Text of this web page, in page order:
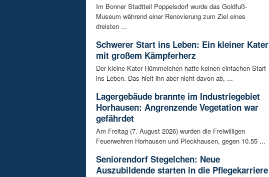
Im Bonner Stadtteil Poppelsdorf wurde das Goldfuß-
Museum während einer Renovierung zum Ziel eines
dreisten ...
Schwerer Start ins Leben: Ein kleiner Kater
mit großem Kämpferherz
Der kleine Kater Hümmelchen hatte keinen einfachen Start
ins Leben. Das hielt ihn aber nicht davon ab, ...
Lagergebäude brannte im Industriegebiet
Horhausen: Angrenzende Vegetation war
gefährdet
Am Freitag (7. August 2026) wurden die Freiwilligen
Feuerwehren Horhausen und Pleckhausen, gegen 10.55 ...
Seniorendorf Stegelchen: Neue
Auszubildende starten in die Pflegekarriere